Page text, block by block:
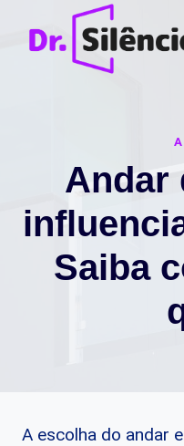
Andar
Saiba
A escolha do andar